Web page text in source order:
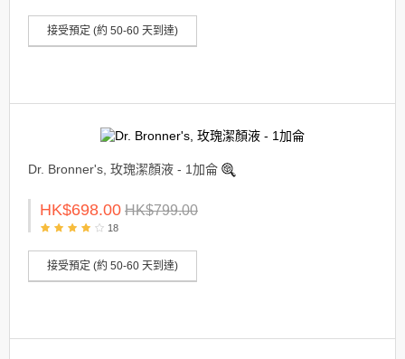
接受預定 (約 50-60 天到達)
Dr. Bronner's, 玫瑰潔顏液 - 1加侖
HK$698.00 HK$799.00
18
接受預定 (約 50-60 天到達)